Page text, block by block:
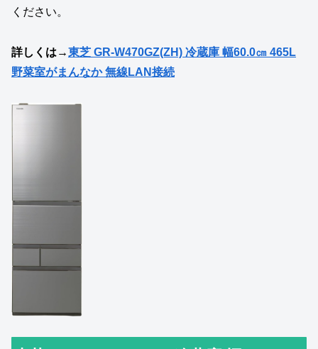
ください。
詳しくは→東芝 GR-W470GZ(ZH) 冷蔵庫 幅60.0㎝ 465L
野菜室がまんなか 無線LAN接続